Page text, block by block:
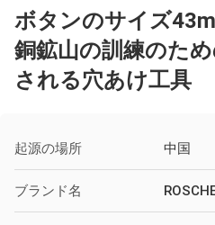
ボタンのサイズ
銅鉱山の訓練のた
される穴あけ工具
起源の場所 中国
ブランド名